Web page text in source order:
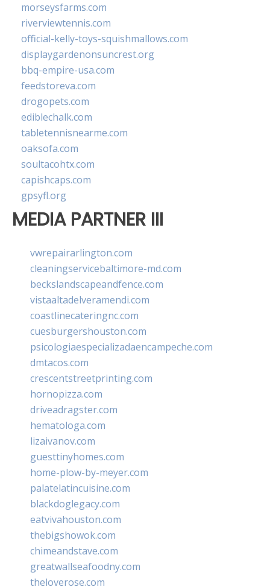
morseysfarms.com
riverviewtennis.com
official-kelly-toys-squishmallows.com
displaygardenonsuncrest.org
bbq-empire-usa.com
feedstoreva.com
drogopets.com
ediblechalk.com
tabletennisnearme.com
oaksofa.com
soultacohtx.com
capishcaps.com
gpsyfl.org
MEDIA PARTNER III
vwrepairarlington.com
cleaningservicebaltimore-md.com
beckslandscapeandfence.com
vistaaltadelveramendi.com
coastlinecateringnc.com
cuesburgershouston.com
psicologiaespecializadaencampeche.com
dmtacos.com
crescentstreetprinting.com
hornopizza.com
driveadragster.com
hematologa.com
lizaivanov.com
guesttinyhomes.com
home-plow-by-meyer.com
palatelatincuisine.com
blackdoglegacy.com
eatvivahouston.com
thebigshowok.com
chimeandstave.com
greatwallseafoodny.com
theloverose.com